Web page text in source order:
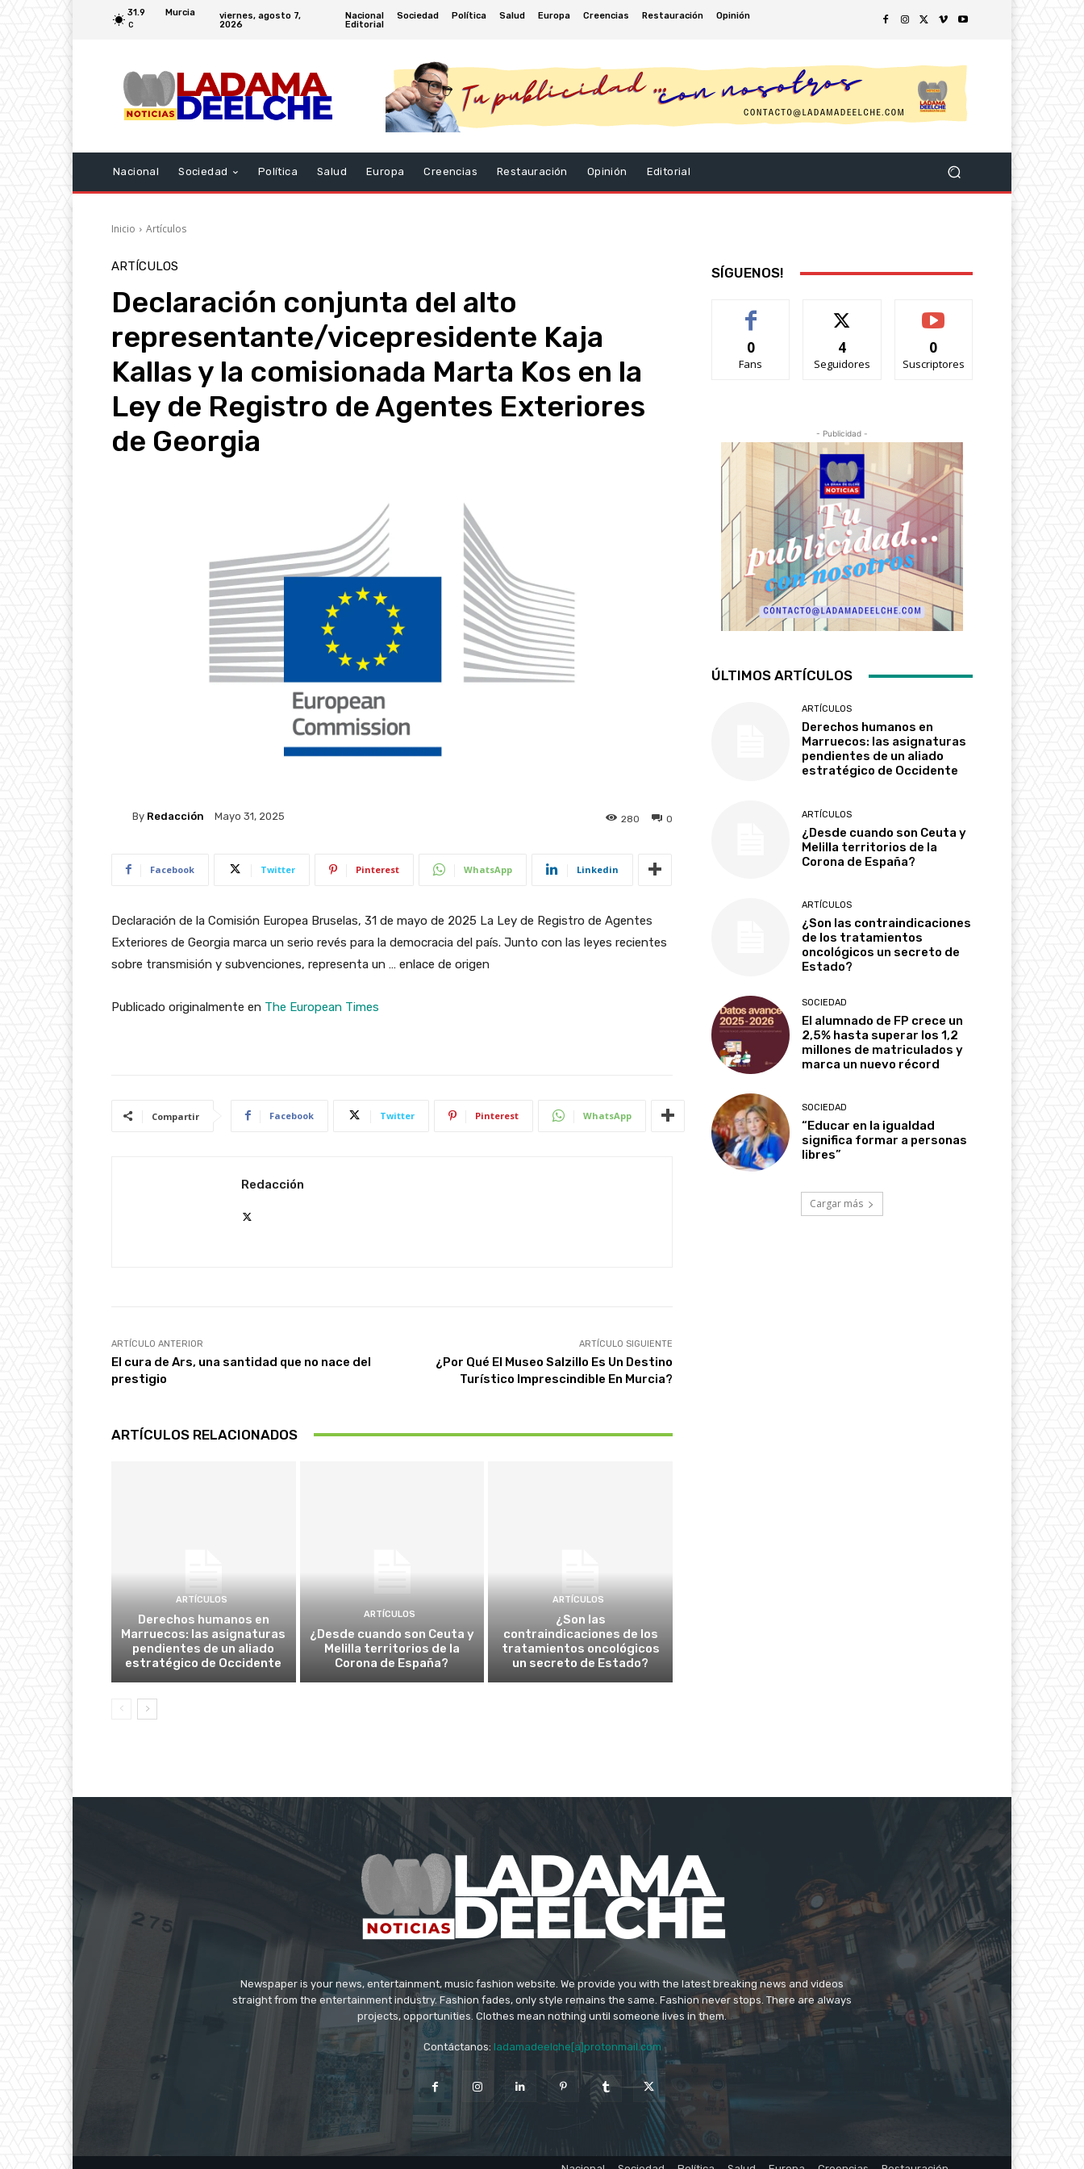
31.9
C
Murcia
viernes, agosto 7,
2026
Nacional Sociedad Política Salud Europa Creencias Restauración
Opinión
Editorial
Nacional Sociedad Política Salud Europa Creencias Restauración Opinión Editorial
Inicio Artículos
ARTÍCULOS
Declaración conjunta del alto
representante/vicepresidente Kaja
Kallas y la comisionada Marta Kos en la
Ley de Registro de Agentes Exteriores
de Georgia
By Redacción Mayo 31, 2025 0
280
Facebook Twitter Pinterest WhatsApp Linkedin
Declaración de la Comisión Europea Bruselas, 31 de mayo de 2025 La Ley de Registro de Agentes
Exteriores de Georgia marca un serio revés para la democracia del país. Junto con las leyes recientes
sobre transmisión y subvenciones, representa un … enlace de origen
Publicado originalmente en The European Times
Compartir Facebook Twitter Pinterest WhatsApp
Redacción
ARTÍCULO ANTERIOR
El cura de Ars, una santidad que no nace del
prestigio
ARTÍCULO SIGUIENTE
¿Por Qué El Museo Salzillo Es Un Destino
Turístico Imprescindible En Murcia?
ARTÍCULOS RELACIONADOS
ARTÍCULOS
Derechos humanos en
Marruecos: las asignaturas
pendientes de un aliado
estratégico de Occidente
ARTÍCULOS
¿Desde cuando son Ceuta y
Melilla territorios de la
Corona de España?
ARTÍCULOS
¿Son las
contraindicaciones de los
tratamientos oncológicos
un secreto de Estado?
SÍGUENOS!
0
Fans
4
Seguidores
0
Suscriptores
- Publicidad -
ÚLTIMOS ARTÍCULOS
ARTÍCULOS
Derechos humanos en
Marruecos: las asignaturas
pendientes de un aliado
estratégico de Occidente
ARTÍCULOS
¿Desde cuando son Ceuta y
Melilla territorios de la
Corona de España?
ARTÍCULOS
¿Son las contraindicaciones
de los tratamientos
oncológicos un secreto de
Estado?
SOCIEDAD
El alumnado de FP crece un
2,5% hasta superar los 1,2
millones de matriculados y
marca un nuevo récord
SOCIEDAD
“Educar en la igualdad
significa formar a personas
libres”
Cargar más
Newspaper is your news, entertainment, music fashion website. We provide you with the latest breaking news and videos
straight from the entertainment industry. Fashion fades, only style remains the same. Fashion never stops. There are always
projects, opportunities. Clothes mean nothing until someone lives in them.
Contáctanos: ladamadeelche[a]protonmail.com